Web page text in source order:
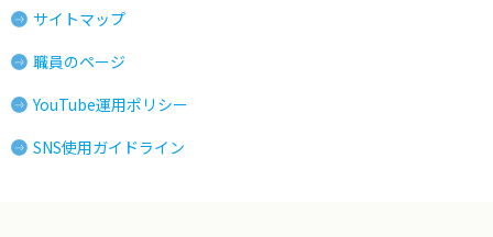
サイトマップ
職員のページ
YouTube運用ポリシー
SNS使用ガイドライン